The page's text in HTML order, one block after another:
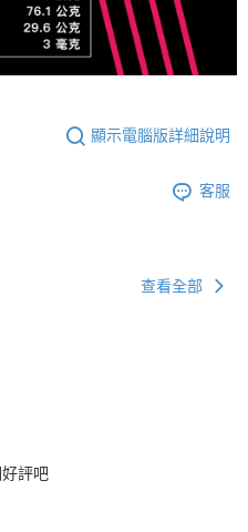
顯示電腦版詳細說明
客服
查看全部
評吧